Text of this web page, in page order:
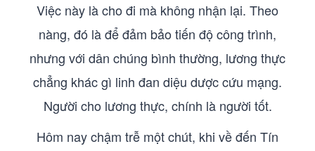
Việc này là cho đi mà không nhận lại. Theo
nàng, đó là để đảm bảo tiến độ công trình,
nhưng với dân chúng bình thường, lương thực
chẳng khác gì linh đan diệu dược cứu mạng.
Người cho lương thực, chính là người tốt.
Hôm nay chậm trễ một chút, khi về đến Tín